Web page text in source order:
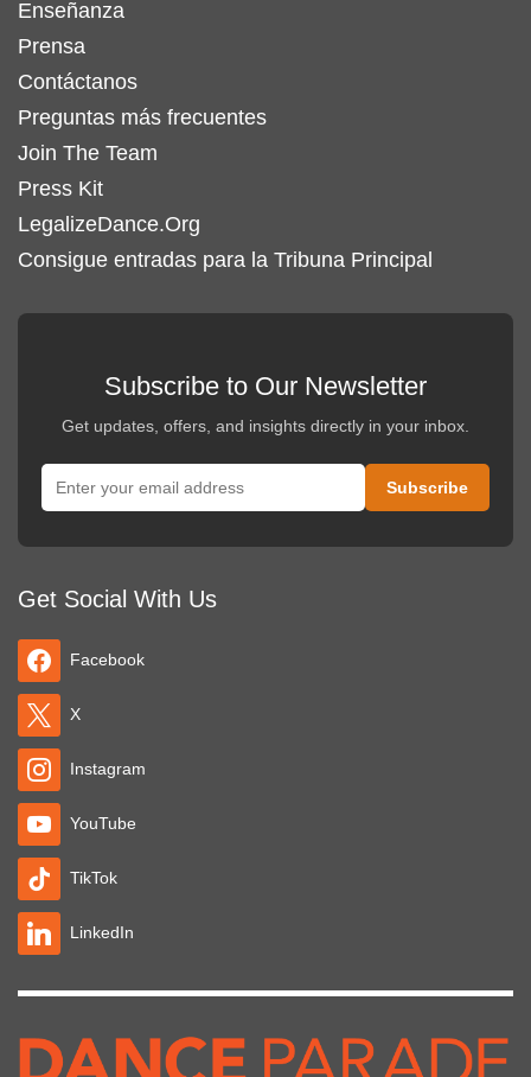
Enseñanza
Prensa
Contáctanos
Preguntas más frecuentes
Join The Team
Press Kit
LegalizeDance.Org
Consigue entradas para la Tribuna Principal
Subscribe to Our Newsletter
Get updates, offers, and insights directly in your inbox.
Get Social With Us
Facebook
X
Instagram
YouTube
TikTok
LinkedIn